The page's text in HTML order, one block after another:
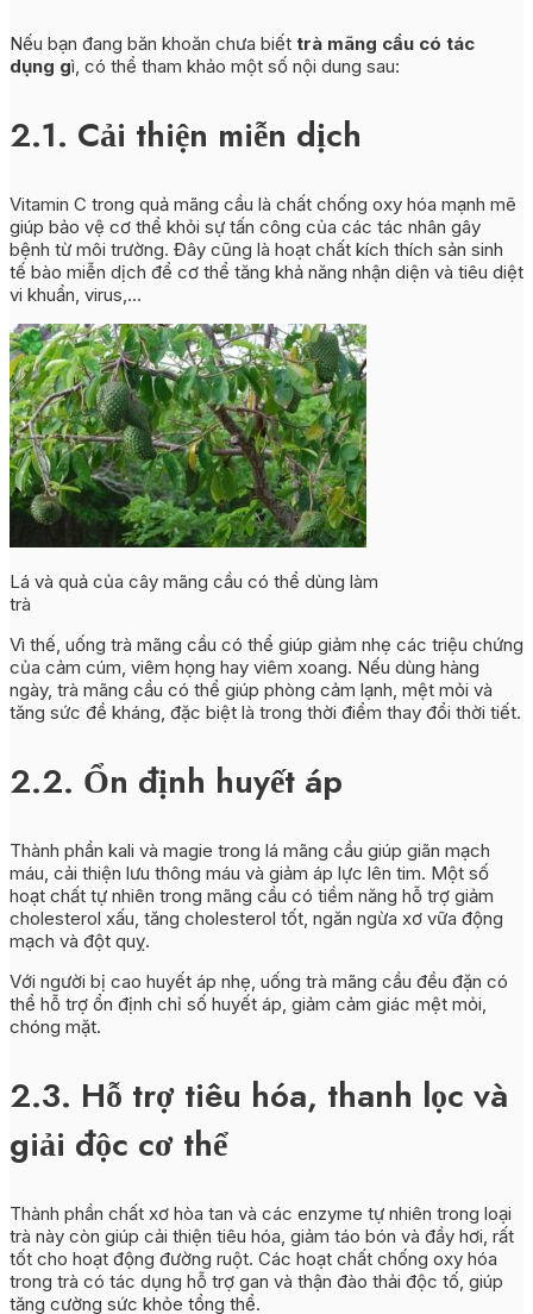
Nếu bạn đang băn khoăn chưa biết trà mãng cầu có tác
dụng gì, có thể tham khảo một số nội dung sau:
2.1. Cải thiện miễn dịch
Vitamin C trong quả mãng cầu là chất chống oxy hóa mạnh mẽ
giúp bảo vệ cơ thể khỏi sự tấn công của các tác nhân gây
bệnh từ môi trường. Đây cũng là hoạt chất kích thích sản sinh
tế bào miễn dịch để cơ thể tăng khả năng nhận diện và tiêu diệt
vi khuẩn, virus,…
Lá và quả của cây mãng cầu có thể dùng làm
trà
Vì thế, uống trà mãng cầu có thể giúp giảm nhẹ các triệu chứng
của cảm cúm, viêm họng hay viêm xoang. Nếu dùng hàng
ngày, trà mãng cầu có thể giúp phòng cảm lạnh, mệt mỏi và
tăng sức đề kháng, đặc biệt là trong thời điểm thay đổi thời tiết.
2.2. Ổn định huyết áp
Thành phần kali và magie trong lá mãng cầu giúp giãn mạch
máu, cải thiện lưu thông máu và giảm áp lực lên tim. Một số
hoạt chất tự nhiên trong mãng cầu có tiềm năng hỗ trợ giảm
cholesterol xấu, tăng cholesterol tốt, ngăn ngừa xơ vữa động
mạch và đột quỵ.
Với người bị cao huyết áp nhẹ, uống trà mãng cầu đều đặn có
thể hỗ trợ ổn định chỉ số huyết áp, giảm cảm giác mệt mỏi,
chóng mặt.
2.3. Hỗ trợ tiêu hóa, thanh lọc và
giải độc cơ thể
Thành phần chất xơ hòa tan và các enzyme tự nhiên trong loại
trà này còn giúp cải thiện tiêu hóa, giảm táo bón và đầy hơi, rất
tốt cho hoạt động đường ruột. Các hoạt chất chống oxy hóa
trong trà có tác dụng hỗ trợ gan và thận đào thải độc tố, giúp
tăng cường sức khỏe tổng thể.